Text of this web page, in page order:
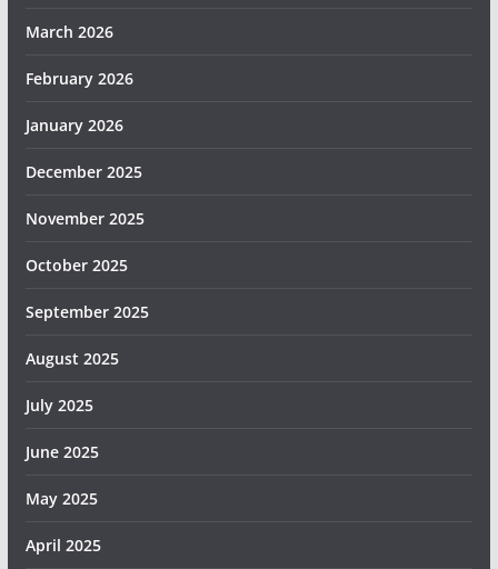
March 2026
February 2026
January 2026
December 2025
November 2025
October 2025
September 2025
August 2025
July 2025
June 2025
May 2025
April 2025